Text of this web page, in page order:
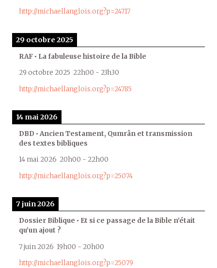
http://michaellanglois.org?p=24717
29 octobre 2025
RAF • La fabuleuse histoire de la Bible
29 octobre 2025 22h00 - 23h30
http://michaellanglois.org?p=24785
14 mai 2026
DBD • Ancien Testament, Qumrân et transmission
des textes bibliques
14 mai 2026 20h00 - 22h00
http://michaellanglois.org?p=25074
7 juin 2026
Dossier Biblique • Et si ce passage de la Bible n’était
qu’un ajout ?
7 juin 2026 19h00 - 20h00
http://michaellanglois.org?p=25079